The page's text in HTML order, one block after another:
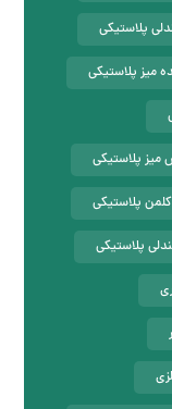
پلاستیکی
میز پلاستیکی
میز پلاستیکی
پلاستیکی
پلاستیکی